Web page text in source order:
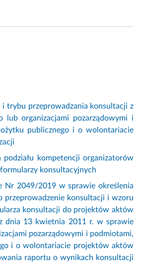
trybu przeprowadzania konsultacji z
lub organizacjami pozarządowymi i
publicznego i o wolontariacie
kompetencji organizatorów
konsultacyjnych
Nr 2049/2019 w sprawie określenia
przeprowadzenie konsultacji i wzoru
konsultacji do projektów aktów
dnia 13 kwietnia 2011 r. w sprawie
pozarządowymi i podmiotami,
i o wolontariacie projektów aktów
raportu o wynikach konsultacji